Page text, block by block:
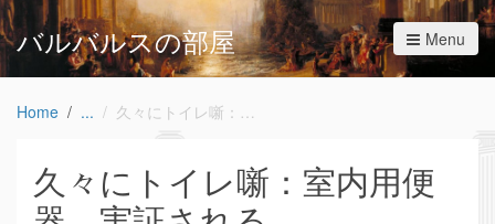
バルバルスの部屋 Menu
Home 久々にトイレ噺：室内用便器、実証される
久々にトイレ噺：室内用便